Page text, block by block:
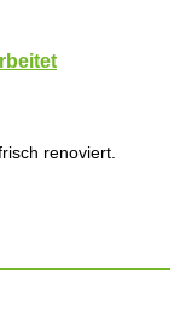
renoviert.